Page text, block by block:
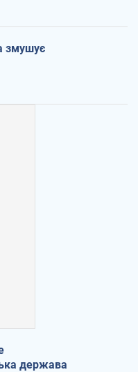
змушує
держава